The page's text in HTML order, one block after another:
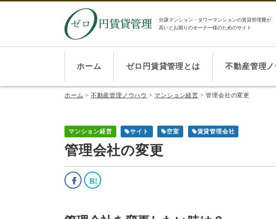
分譲マンション・タワーマンションの賃貸管理費が
高いとお困りのオーナー様のためのサイト
ホーム ゼロ円賃貸管理とは 不動産管理ノ
ホーム > 不動産管理ノウハウ > マンション経営 >管理会社の変更
マンション経営 サイト 空室 賃貸管理会社
管理会社の変更